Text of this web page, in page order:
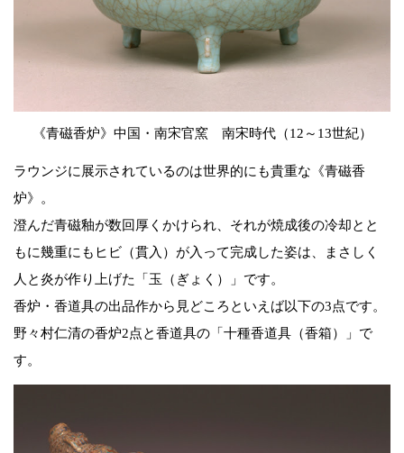
《青磁香炉》中国・南宋官窯 南宋時代（12～13世紀）
ラウンジに展示されているのは世界的にも貴重な《青磁香
炉》。
澄んだ青磁釉が数回厚くかけられ、それが焼成後の冷却とと
もに幾重にもヒビ（貫入）が入って完成した姿は、まさしく
人と炎が作り上げた「玉（ぎょく）」です。
香炉・香道具の出品作から見どころといえば以下の3点です。
野々村仁清の香炉2点と香道具の「十種香道具（香箱）」で
す。